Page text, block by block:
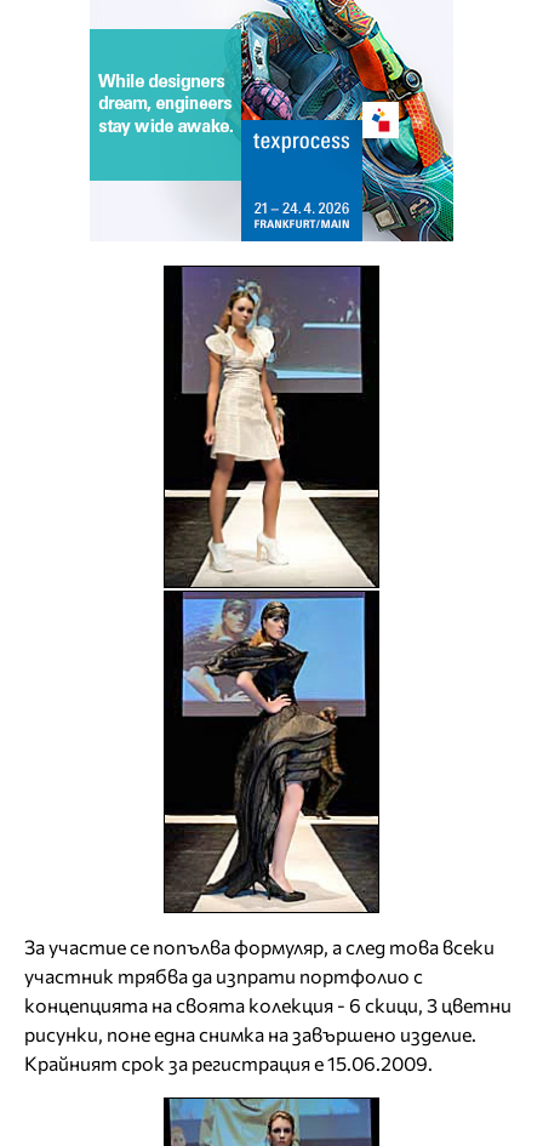
За участие се попълва формуляр, а след това всеки
участник трябва да изпрати портфолио с
концепцията на своята колекция - 6 скици, 3 цветни
рисунки, поне една снимка на завършено изделие.
Крайният срок за регистрация е 15.06.2009.